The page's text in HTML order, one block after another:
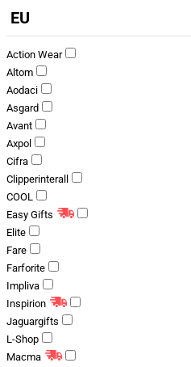
EU
Action Wear
Altom
Aodaci
Asgard
Avant
Axpol
Cifra
Clipperinterall
COOL
Easy Gifts
Elite
Fare
Farforite
Impliva
Inspirion
Jaguargifts
L-Shop
Macma